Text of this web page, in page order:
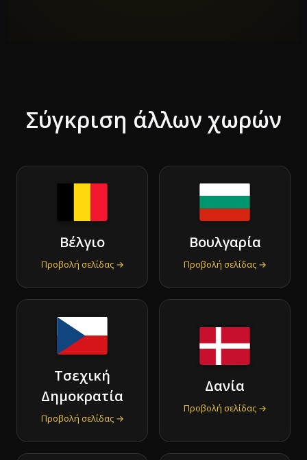
Σύγκριση άλλων χωρών
Βέλγιο
Προβολή σελίδας →
Βουλγαρία
Προβολή σελίδας →
Τσεχική
Δημοκρατία
Προβολή σελίδας →
Δανία
Προβολή σελίδας →